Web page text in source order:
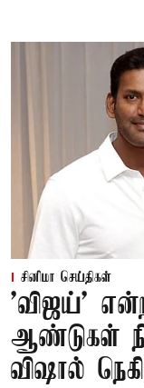
சினிமா செய்திகள்
'விஜய்'
ஆண்டுகள்
விஷால்